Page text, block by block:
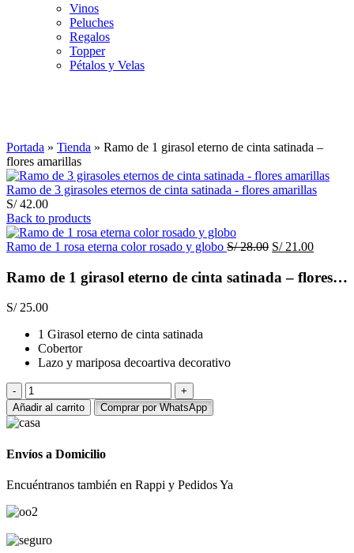
Vinos
Peluches
Regalos
Topper
Pétalos y Velas
Portada » Tienda » Ramo de 1 girasol eterno de cinta satinada –
flores amarillas
Ramo de 3 girasoles eternos de cinta satinada - flores amarillas
S/42.00
Back to products
Ramo de 1 rosa eterna color rosado y globo S/28.00 El
original
S/21.00El
actualRamo de 1 girasol eterno de cinta satinada – flores amarillas
S/25.00
1 Girasol eterno de cinta satinada
Cobertor
Lazo y mariposa decoartiva decorativo
Ramo
de
1
girasol
de
satinada
flores
cantidad
Añadir al carrito Comprar por WhatsApp
Envíos a Domicilio
Encuéntranos también en Rappi y Pedidos Ya